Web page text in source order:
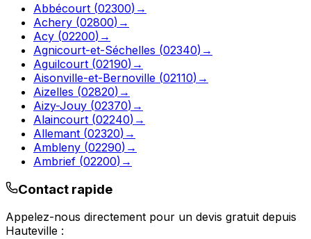
Abbécourt (02300) →
Achery (02800) →
Acy (02200) →
Agnicourt-et-Séchelles (02340) →
Aguilcourt (02190) →
Aisonville-et-Bernoville (02110) →
Aizelles (02820) →
Aizy-Jouy (02370) →
Alaincourt (02240) →
Allemant (02320) →
Ambleny (02290) →
Ambrief (02200) →
Contact rapide
Appelez-nous directement pour un devis gratuit depuis
Hauteville :